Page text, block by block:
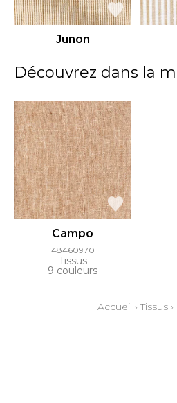
Junon
Découvrez dans la
Campo
48460970
Tissus
9 couleurs
Accueil ›Tissus ›